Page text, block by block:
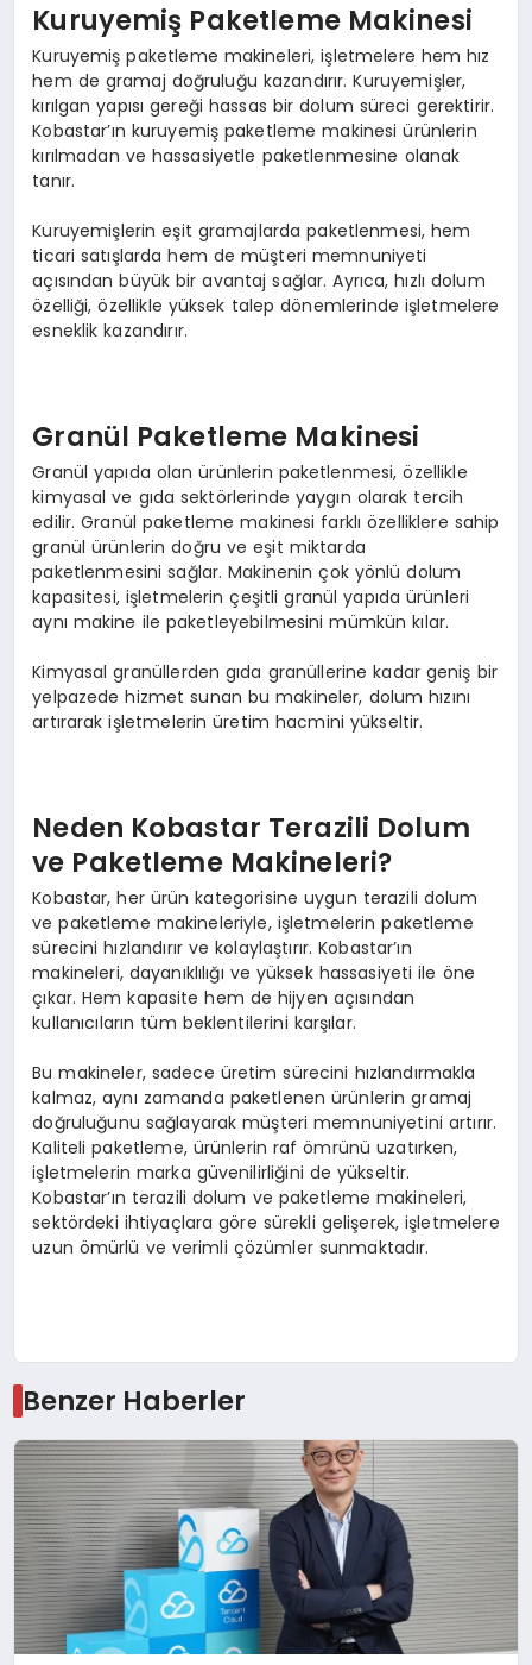
Kuruyemiş Paketleme Makinesi
Kuruyemiş paketleme makineleri, işletmelere hem hız
hem de gramaj doğruluğu kazandırır. Kuruyemişler,
kırılgan yapısı gereği hassas bir dolum süreci gerektirir.
Kobastar’ın kuruyemiş paketleme makinesi ürünlerin
kırılmadan ve hassasiyetle paketlenmesine olanak
tanır.
Kuruyemişlerin eşit gramajlarda paketlenmesi, hem
ticari satışlarda hem de müşteri memnuniyeti
açısından büyük bir avantaj sağlar. Ayrıca, hızlı dolum
özelliği, özellikle yüksek talep dönemlerinde işletmelere
esneklik kazandırır.
Granül Paketleme Makinesi
Granül yapıda olan ürünlerin paketlenmesi, özellikle
kimyasal ve gıda sektörlerinde yaygın olarak tercih
edilir. Granül paketleme makinesi farklı özelliklere sahip
granül ürünlerin doğru ve eşit miktarda
paketlenmesini sağlar. Makinenin çok yönlü dolum
kapasitesi, işletmelerin çeşitli granül yapıda ürünleri
aynı makine ile paketleyebilmesini mümkün kılar.
Kimyasal granüllerden gıda granüllerine kadar geniş bir
yelpazede hizmet sunan bu makineler, dolum hızını
artırarak işletmelerin üretim hacmini yükseltir.
Neden Kobastar Terazili Dolum
ve Paketleme Makineleri?
Kobastar, her ürün kategorisine uygun terazili dolum
ve paketleme makineleriyle, işletmelerin paketleme
sürecini hızlandırır ve kolaylaştırır. Kobastar’ın
makineleri, dayanıklılığı ve yüksek hassasiyeti ile öne
çıkar. Hem kapasite hem de hijyen açısından
kullanıcıların tüm beklentilerini karşılar.
Bu makineler, sadece üretim sürecini hızlandırmakla
kalmaz, aynı zamanda paketlenen ürünlerin gramaj
doğruluğunu sağlayarak müşteri memnuniyetini artırır.
Kaliteli paketleme, ürünlerin raf ömrünü uzatırken,
işletmelerin marka güvenilirliğini de yükseltir.
Kobastar’ın terazili dolum ve paketleme makineleri,
sektördeki ihtiyaçlara göre sürekli gelişerek, işletmelere
uzun ömürlü ve verimli çözümler sunmaktadır.
Benzer Haberler